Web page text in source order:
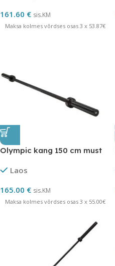
161.60 € sis.KM
Maksa kolmes võrdses osas 3 x 53.87€
Olympic kang 150 cm must
Laos
165.00 € sis.KM
Maksa kolmes võrdses osas 3 x 55.00€